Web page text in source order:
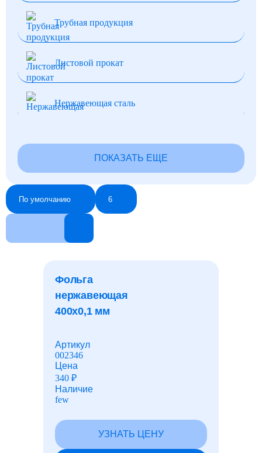
Трубная продукция
Листовой прокат
Нержавеющая сталь
Нихром и фехраль
Фольга
Канаты и тросы стальные
Листы АЦЭИД
Сетки
Проволока
ПОКАЗАТЬ ЕЩЕ
По умолчанию 6
Фольга
нержавеющая
400x0,1 мм
Артикул
002346
Цена
340 ₽
Наличие
few
УЗНАТЬ ЦЕНУ